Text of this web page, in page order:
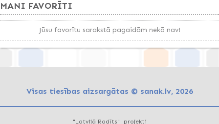
MANI FAVORĪTI
Jūsu favorītu sarakstā pagaidām nekā nav!
Visas tiesības aizsargātas © sanak.lv, 2026
"Latvijā Radīts" projekti